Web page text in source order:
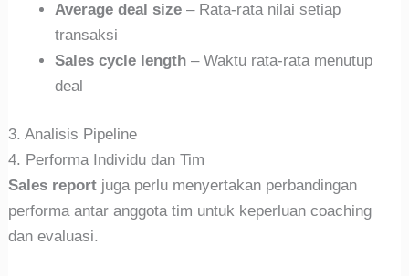
Average deal size – Rata-rata nilai setiap
transaksi
Sales cycle length – Waktu rata-rata menutup
deal
3. Analisis Pipeline
4. Performa Individu dan Tim
Sales report juga perlu menyertakan perbandingan
performa antar anggota tim untuk keperluan coaching
dan evaluasi.